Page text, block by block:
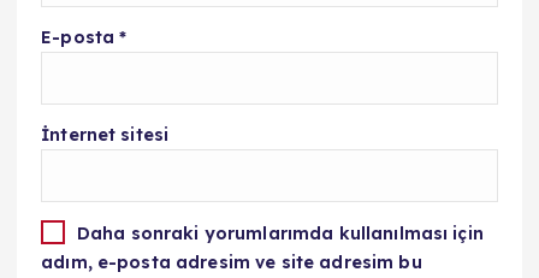
E-posta*
İnternet sitesi
Daha sonraki yorumlarımda kullanılması için
adım, e-posta adresim ve site adresim bu